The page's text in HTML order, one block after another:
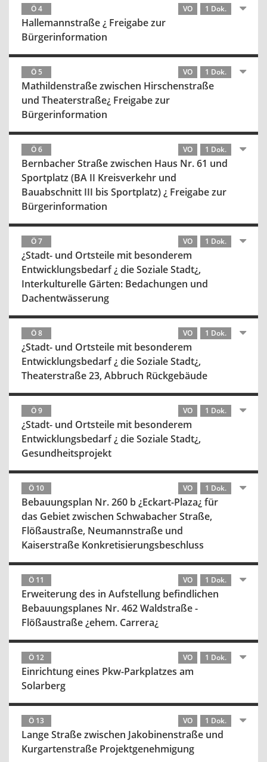
Ö 4 VO 1 Dok.
Hallemannstraße ¿ Freigabe zur
Bürgerinformation
Ö 5 VO 1 Dok.
Mathildenstraße zwischen Hirschenstraße
und Theaterstraße¿ Freigabe zur
Bürgerinformation
Ö 6 VO 1 Dok.
Bernbacher Straße zwischen Haus Nr. 61 und
Sportplatz (BA II Kreisverkehr und
Bauabschnitt III bis Sportplatz) ¿ Freigabe zur
Bürgerinformation
Ö 7 VO 1 Dok.
¿Stadt- und Ortsteile mit besonderem
Entwicklungsbedarf ¿ die Soziale Stadt¿,
Interkulturelle Gärten: Bedachungen und
Dachentwässerung
Ö 8 VO 1 Dok.
¿Stadt- und Ortsteile mit besonderem
Entwicklungsbedarf ¿ die Soziale Stadt¿,
Theaterstraße 23, Abbruch Rückgebäude
Ö 9 VO 1 Dok.
¿Stadt- und Ortsteile mit besonderem
Entwicklungsbedarf ¿ die Soziale Stadt¿,
Gesundheitsprojekt
Ö 10 VO 1 Dok.
Bebauungsplan Nr. 260 b ¿Eckart-Plaza¿ für
das Gebiet zwischen Schwabacher Straße,
Flößaustraße, Neumannstraße und
Kaiserstraße Konkretisierungsbeschluss
Ö 11 VO 1 Dok.
Erweiterung des in Aufstellung befindlichen
Bebauungsplanes Nr. 462 Waldstraße -
Flößaustraße ¿ehem. Carrera¿
Ö 12 VO 1 Dok.
Einrichtung eines Pkw-Parkplatzes am
Solarberg
Ö 13 VO 1 Dok.
Lange Straße zwischen Jakobinenstraße und
Kurgartenstraße Projektgenehmigung